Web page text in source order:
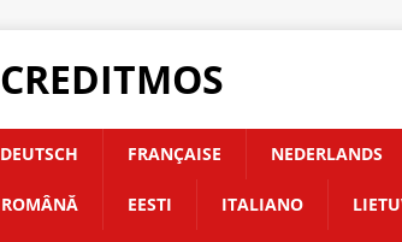
CREDITMOS
DEUTSCH FRANÇAISE NEDERLANDS
ROMÂNĂ EESTI ITALIANO